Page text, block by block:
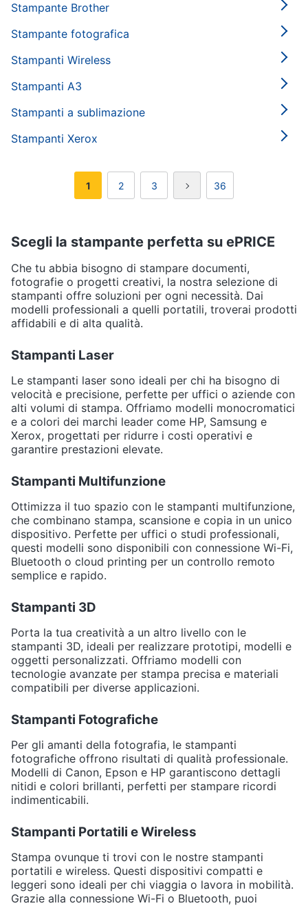
Stampante Brother
Stampante fotografica
Stampanti Wireless
Stampanti A3
Stampanti a sublimazione
Stampanti Xerox
1 2 3 36
Scegli la stampante perfetta su ePRICE
Che tu abbia bisogno di stampare documenti,
fotografie o progetti creativi, la nostra selezione di
stampanti offre soluzioni per ogni necessità. Dai
modelli professionali a quelli portatili, troverai prodotti
affidabili e di alta qualità.
Stampanti Laser
Le stampanti laser sono ideali per chi ha bisogno di
velocità e precisione, perfette per uffici o aziende con
alti volumi di stampa. Offriamo modelli monocromatici
e a colori dei marchi leader come HP, Samsung e
Xerox, progettati per ridurre i costi operativi e
garantire prestazioni elevate.
Stampanti Multifunzione
Ottimizza il tuo spazio con le stampanti multifunzione,
che combinano stampa, scansione e copia in un unico
dispositivo. Perfette per uffici o studi professionali,
questi modelli sono disponibili con connessione Wi-Fi,
Bluetooth o cloud printing per un controllo remoto
semplice e rapido.
Stampanti 3D
Porta la tua creatività a un altro livello con le
stampanti 3D, ideali per realizzare prototipi, modelli e
oggetti personalizzati. Offriamo modelli con
tecnologie avanzate per stampa precisa e materiali
compatibili per diverse applicazioni.
Stampanti Fotografiche
Per gli amanti della fotografia, le stampanti
fotografiche offrono risultati di qualità professionale.
Modelli di Canon, Epson e HP garantiscono dettagli
nitidi e colori brillanti, perfetti per stampare ricordi
indimenticabili.
Stampanti Portatili e Wireless
Stampa ovunque ti trovi con le nostre stampanti
portatili e wireless. Questi dispositivi compatti e
leggeri sono ideali per chi viaggia o lavora in mobilità.
Grazie alla connessione Wi-Fi o Bluetooth, puoi